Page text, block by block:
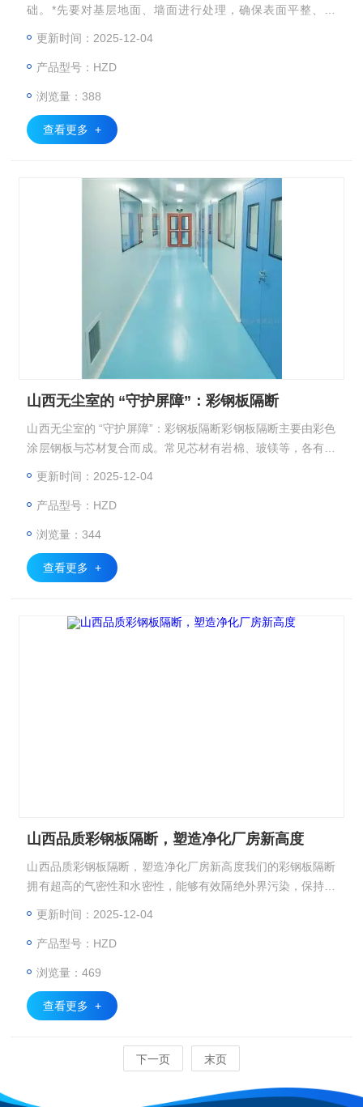
础。*先要对基层地面、墙面进行处理，确保表面平整、干
更新时间：2025-12-04
产品型号：HZD
浏览量：388
查看更多 +
山西无尘室的 “守护屏障”：彩钢板隔断
山西无尘室的 “守护屏障”：彩钢板隔断彩钢板隔断主要由彩色
涂层钢板与芯材复合而成。常见芯材有岩棉、玻镁等，各有优
更新时间：2025-12-04
产品型号：HZD
浏览量：344
查看更多 +
山西品质彩钢板隔断，塑造净化厂房新高度
山西品质彩钢板隔断，塑造净化厂房新高度我们的彩钢板隔断
拥有超高的气密性和水密性，能够有效隔绝外界污染，保持厂
更新时间：2025-12-04
产品型号：HZD
浏览量：469
查看更多 +
下一页 末页